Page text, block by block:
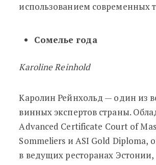
использованием современных
Сомелье года
Karoline Reinhold
Каролин Рейнхольд — один из
винных экспертов страны.
Advanced Certificate Court of
Sommeliers и ASI Gold Diploma,
в ведущих ресторанах Эстонии,